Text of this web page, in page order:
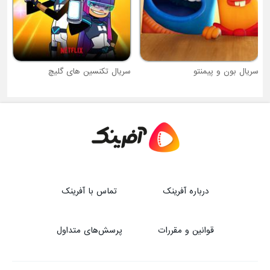
سریال بون و پیمنتو سریال تکنسین های گلیچ
درباره آفرینک تماس با آفرینک
قوانین و مقررات پرسش‌های متداول